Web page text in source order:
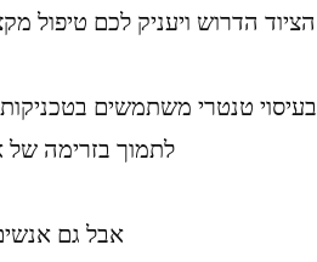
הציוד הדרוש ויעניק לכם טיפול
בעיסוי טנטרי משתמשים
לתמוך בזרימה של
אבל גם